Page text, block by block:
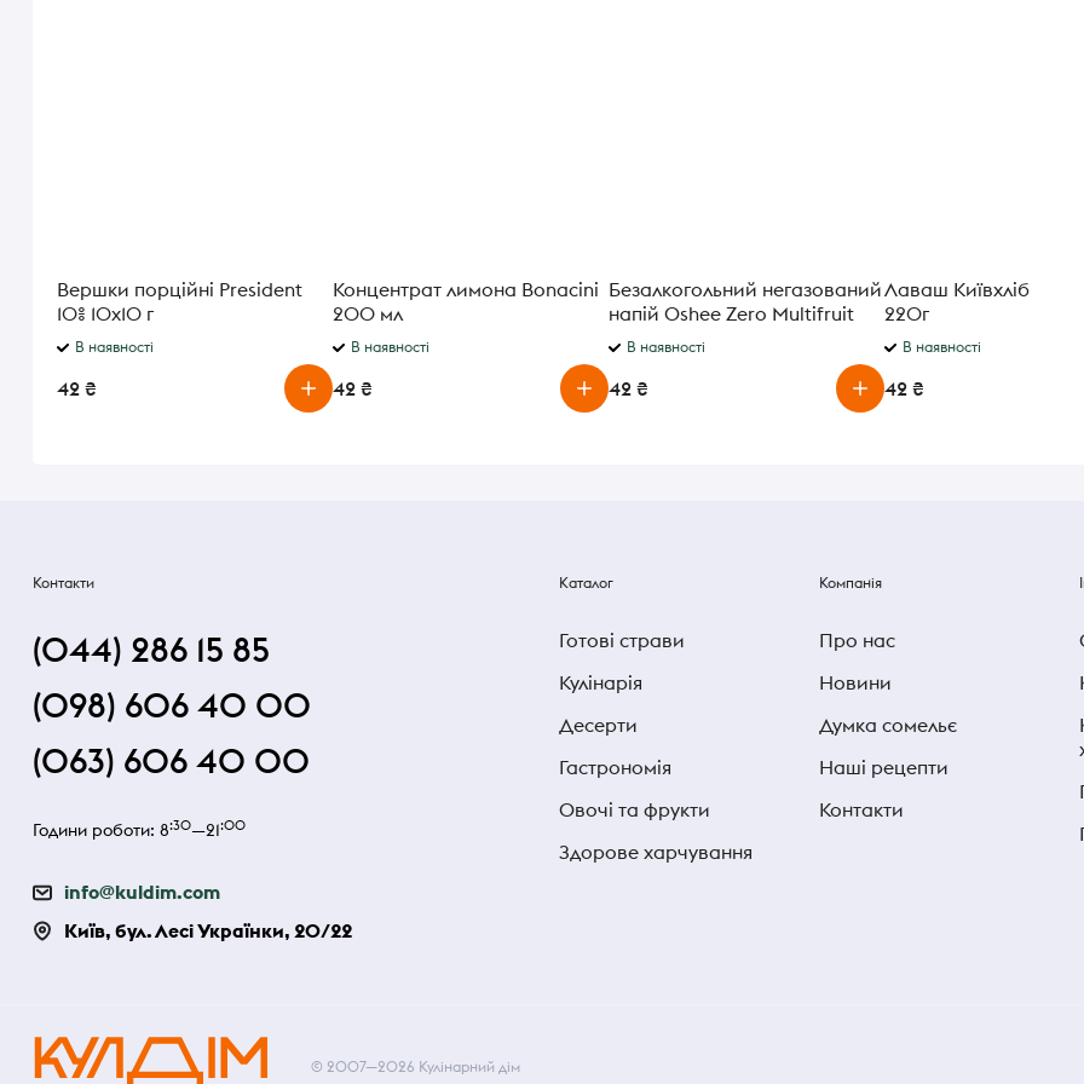
Вершки порційні President
10% 10х10 г
В наявності
42 ₴
Концентрат лимона Bonacini
200 мл
В наявності
42 ₴
Безалкогольний негазований
напій Oshee Zero Multifruit
0.75 л
В наявності
42 ₴
Лаваш Київхліб
220г
В наявності
42 ₴
Контакти
(044) 286 15 85
(098) 606 40 00
(063) 606 40 00
Години роботи: 8:30—21:00
info@kuldim.com
Київ, бул. Лесі Українки, 20/22
Каталог
Готові страви
Кулінарія
Десерти
Гастрономія
Овочі та фрукти
Здорове харчування
Компанія
Про нас
Новини
Думка сомельє
Наші рецепти
Контакти
© 2007—2026 Кулінарний дім